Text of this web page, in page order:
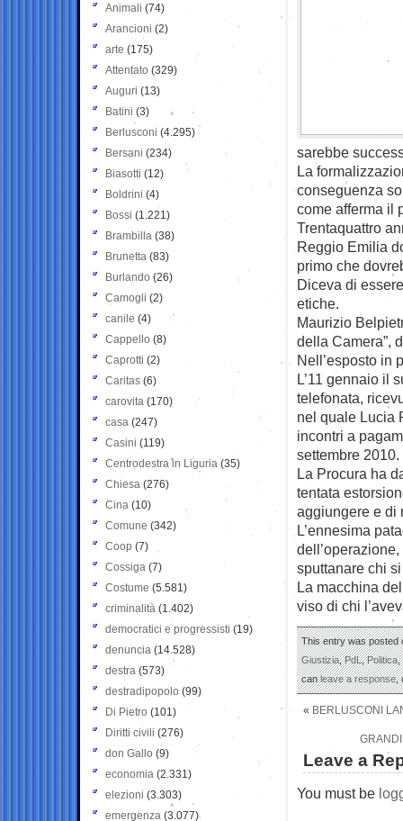
sarebbe
La
conseguenza
come afferma il
Trentaquattro
Reggio Emilia
primo che
Diceva di
etiche.
Maurizio
della Camera”,
Nell’esposto in
L’11 gennaio il
telefonata,
nel quale Lucia
incontri a
settembre 2010.
La Procura ha
tentata
aggiungere e di
L’ennesima
sputtanare chi
La macchina
viso di chi
This entry was posted
Giustizia,PdL,Politica,
canleave a response,
« BERLUSCONI
Leave a
You must be
Animali (74)
Arancioni (2)
arte (175)
Attentato (329)
Auguri (13)
Batini (3)
Berlusconi (4.295)
Bersani (234)
Biasotti (12)
Boldrini (4)
Bossi (1.221)
Brambilla (38)
Brunetta (83)
Burlando (26)
Camogli (2)
canile (4)
Cappello (8)
Caprotti (2)
Caritas (6)
carovita (170)
casa (247)
Casini (119)
Centrodestra in Liguria (35)
Chiesa (276)
Cina (10)
Comune (342)
Coop (7)
Cossiga (7)
Costume (5.581)
criminalità (1.402)
democratici e progressisti (19)
denuncia (14.528)
destra (573)
destradipopolo (99)
Di Pietro (101)
Diritti civili (276)
don Gallo (9)
economia (2.331)
elezioni (3.303)
emergenza (3.077)